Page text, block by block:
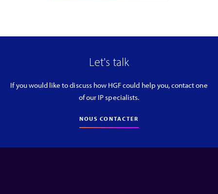
Let's talk
If you would like to discuss how HGF could help you, contact one
of our IP specialists.
NOUS CONTACTER